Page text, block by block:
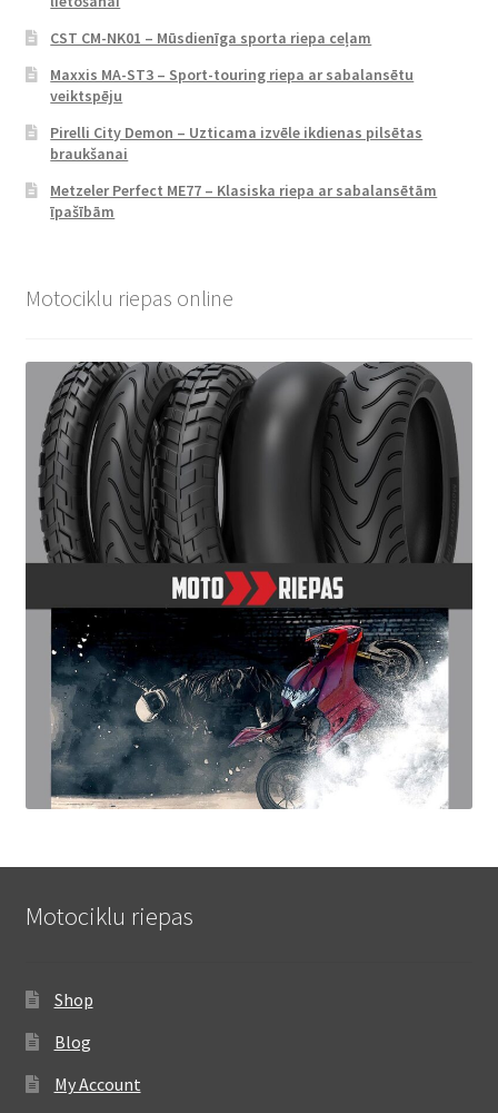
CST CM-NK01 – Mūsdienīga sporta riepa ceļam
Maxxis MA-ST3 – Sport-touring riepa ar sabalansētu
veiktspēju
Pirelli City Demon – Uzticama izvēle ikdienas pilsētas
braukšanai
Metzeler Perfect ME77 – Klasiska riepa ar sabalansētām
īpašībām
Motociklu riepas online
Motociklu riepas
Shop
Blog
My Account